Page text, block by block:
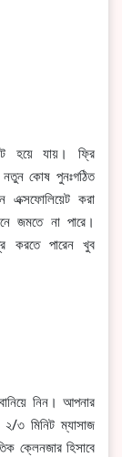
হয়ে যায়। ফ্রি
নতুন কোষ পুনঃগঠিত
করা
জমতে না পারে।
করতে পারেন খুব
নিন। আপনার
৩ মিনিট ম্যাসাজ
ক্লেনজার হিসাবে